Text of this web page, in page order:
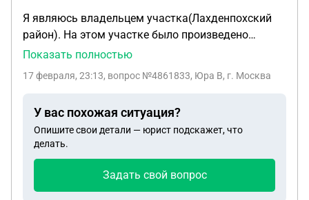
Я являюсь владельцем участка(Лахденпохский
район). На этом участке было произведено
межевание границ (лет 20 назад без
Соседний участок купил сосед, сделал новое
обсуждения со мной и построил дом. Спустя
несколько лет он подал на меня в суд по причине
что оказывается моя баня не выполняет нормы и
Кажется что заход на его участок образовался
Показать полностью
17 февраля, 23:13, вопрос №4861833, Юра В, г. Москва
У вас похожая ситуация?
Опишите свои детали — юрист подскажет, что
делать.
Задать свой вопрос